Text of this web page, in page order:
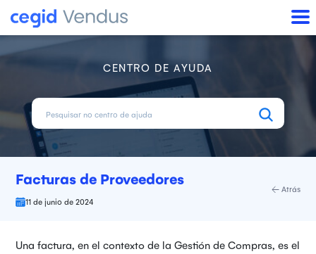
CENTRO DE AYUDA
Facturas de Proveedores
11 de junio de 2024
Atrás
Una factura, en el contexto de la Gestión de Compras, es el